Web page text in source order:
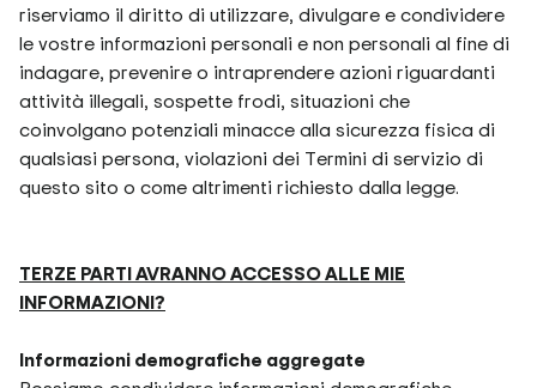
riserviamo il diritto di utilizzare, divulgare e condividere
le vostre informazioni personali e non personali al fine di
indagare, prevenire o intraprendere azioni riguardanti
attività illegali, sospette frodi, situazioni che
coinvolgano potenziali minacce alla sicurezza fisica di
qualsiasi persona, violazioni dei Termini di servizio di
questo sito o come altrimenti richiesto dalla legge.
TERZE PARTI AVRANNO ACCESSO ALLE MIE
INFORMAZIONI?
Informazioni demografiche aggregate